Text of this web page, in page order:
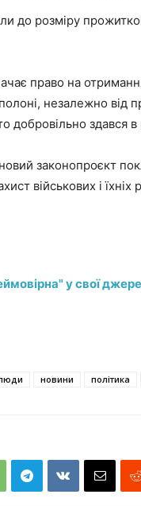
до розміру
право на
незалежно
добровільно здався
законопроєкт
військових і їхніх
у свої
новини політика